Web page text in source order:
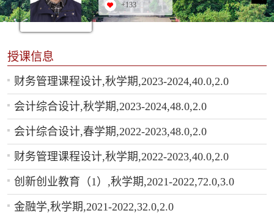
+133
授课信息
财务管理课程设计,秋学期,2023-2024,40.0,2.0
会计综合设计,秋学期,2023-2024,48.0,2.0
会计综合设计,春学期,2022-2023,48.0,2.0
财务管理课程设计,秋学期,2022-2023,40.0,2.0
创新创业教育（1）,秋学期,2021-2022,72.0,3.0
金融学,秋学期,2021-2022,32.0,2.0